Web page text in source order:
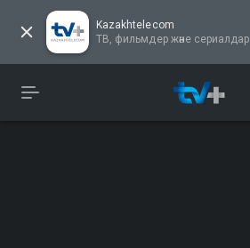
Kazakhtelecom
ТВ, фильмдер және сериалдар